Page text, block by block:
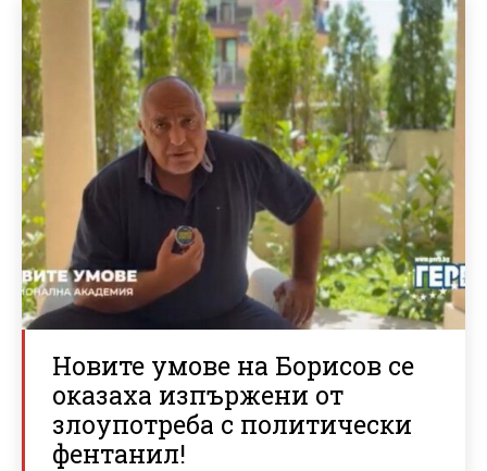
Новите умове на Борисов се
оказаха изпържени от
злоупотреба с политически
фентанил!